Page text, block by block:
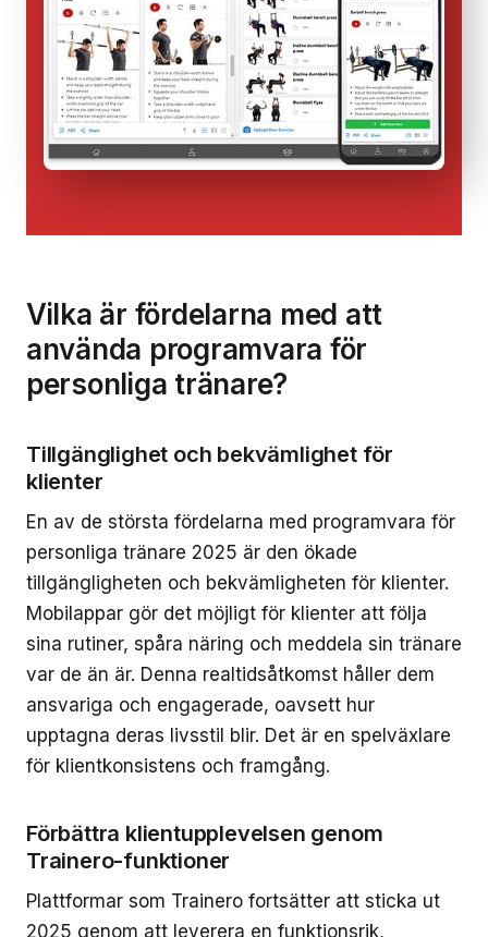
Vilka är fördelarna med att
använda programvara för
personliga tränare?
Tillgänglighet och bekvämlighet för
klienter
En av de största fördelarna med programvara för
personliga tränare 2025 är den ökade
tillgängligheten och bekvämligheten för klienter.
Mobilappar gör det möjligt för klienter att följa
sina rutiner, spåra näring och meddela sin tränare
var de än är. Denna realtidsåtkomst håller dem
ansvariga och engagerade, oavsett hur
upptagna deras livsstil blir. Det är en spelväxlare
för klientkonsistens och framgång.
Förbättra klientupplevelsen genom
Trainero-funktioner
Plattformar som Trainero fortsätter att sticka ut
2025 genom att leverera en funktionsrik,